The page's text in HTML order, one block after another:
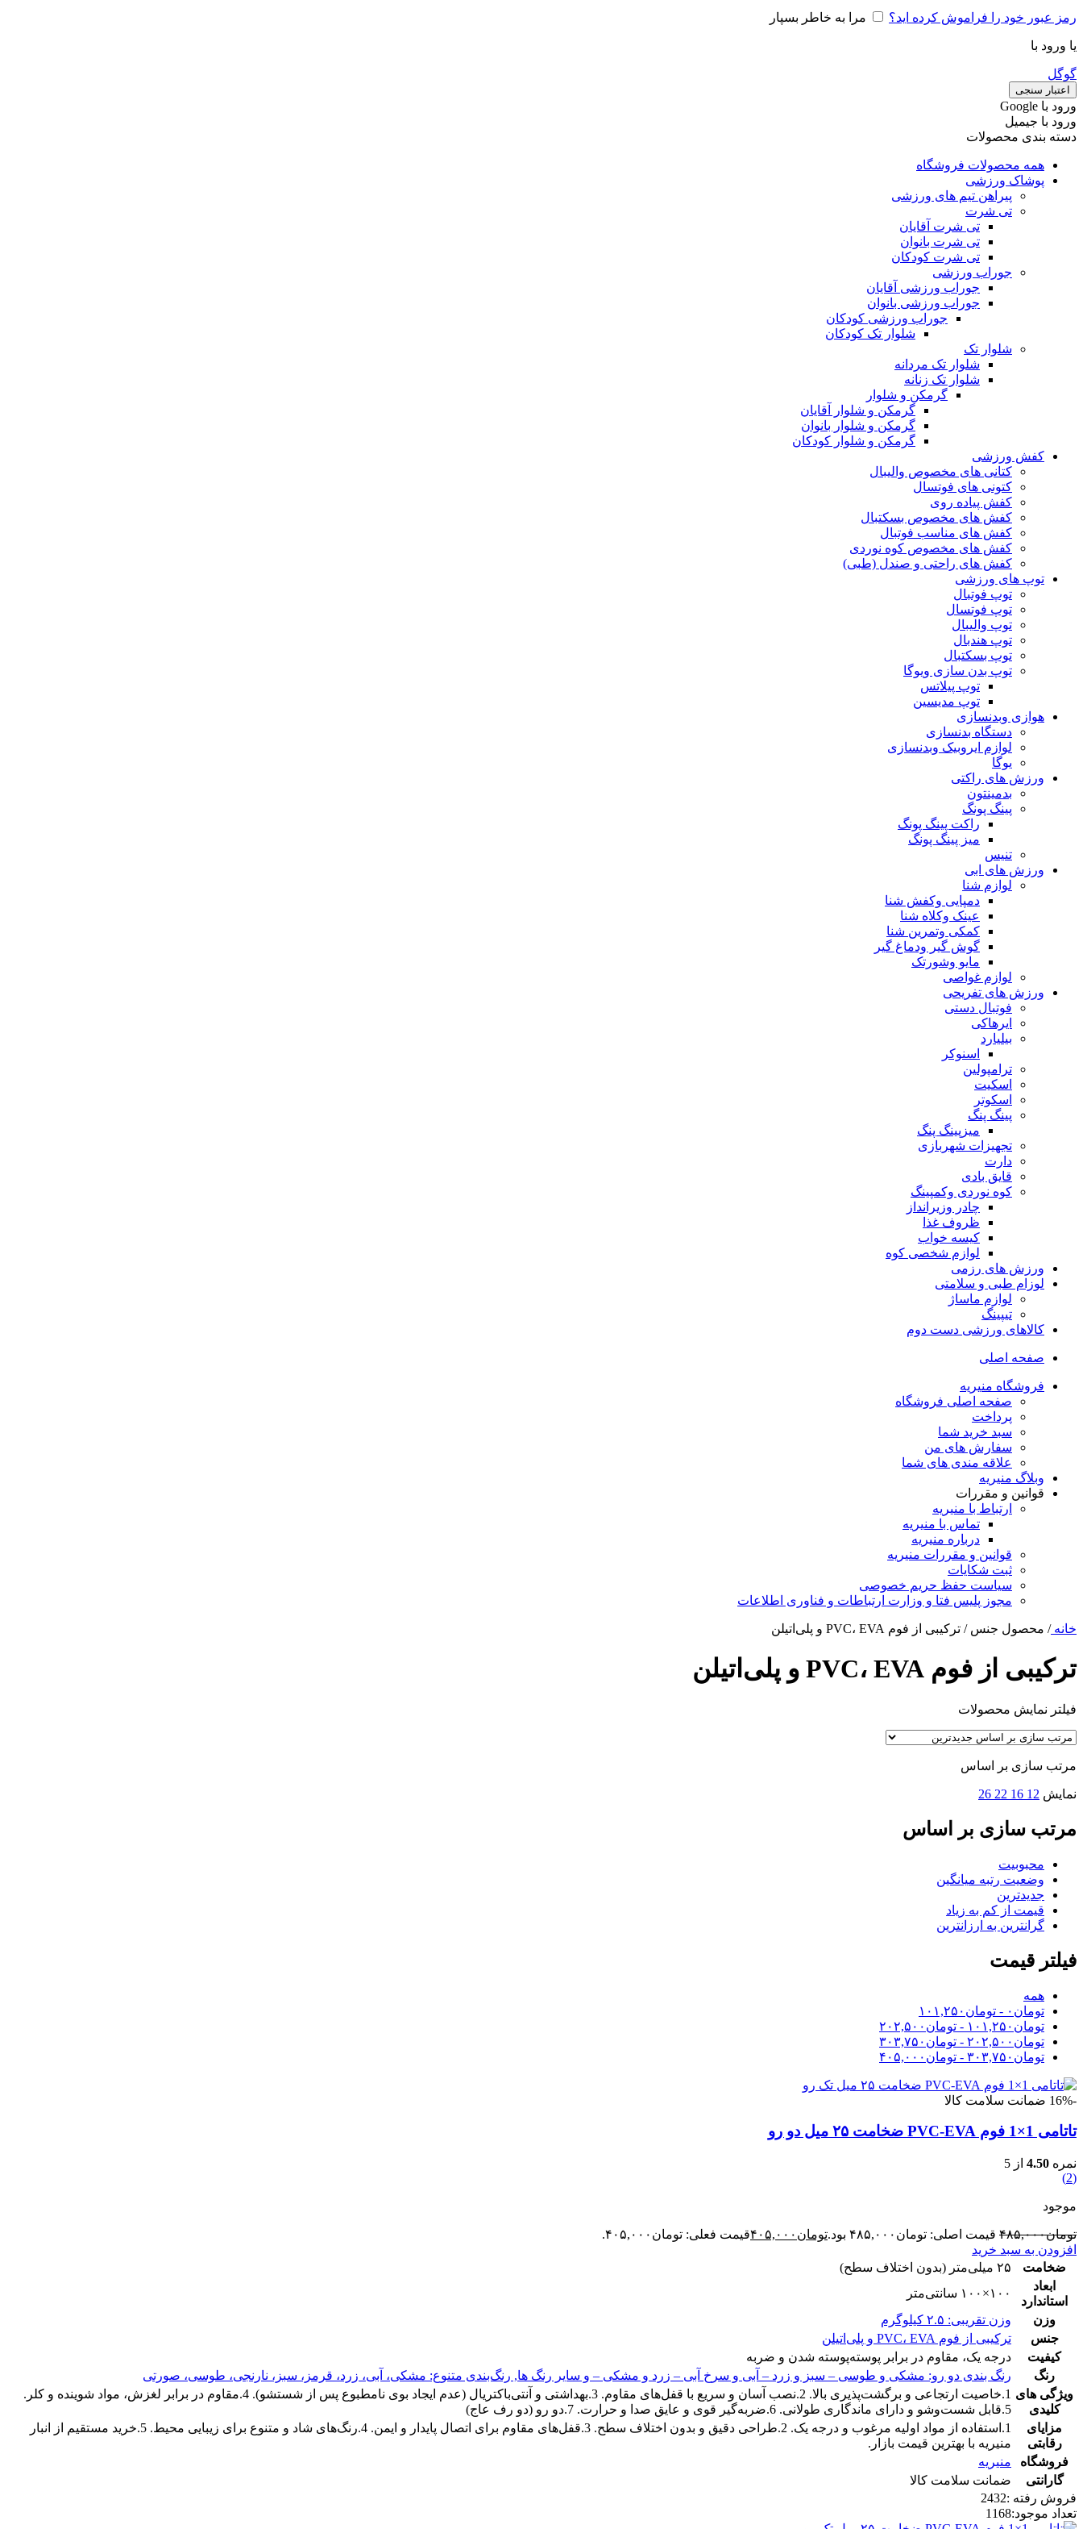
رمز عبور خود را فراموش کرده اید؟ مرا به خاطر بسپار
یا ورود با
گوگل
اعتبار سنجی
ورود با ‫Google
ورود با جیمیل
دسته بندی محصولات
همه محصولات فروشگاه
پوشاک ورزشی
پیراهن تیم های ورزشی
تی شرت
تی شرت آقایان
تی شرت بانوان
تی شرت کودکان
جوراب ورزشی
جوراب ورزشی آقایان
جوراب ورزشی بانوان
جوراب ورزشی کودکان
شلوار تک کودکان
شلوار تک
شلوار تک مردانه
شلوار تک زنانه
گرمکن و شلوار
گرمکن و شلوار آقایان
گرمکن و شلوار بانوان
گرمکن و شلوار کودکان
کفش ورزشی
کتانی های مخصوص والیبال
کتونی های فوتسال
کفش پیاده روی
کفش های مخصوص بسکتبال
کفش های مناسب فوتبال
کفش های مخصوص کوه نوردی
کفش های راحتی و صندل (طبی)
توپ های ورزشی
توپ فوتبال
توپ فوتسال
توپ والیبال
توپ هندبال
توپ بسکتبال
توپ بدن سازی ویوگا
توپ پیلاتس
توپ مدیسین
هوازی وبدنسازی
دستگاه بدنسازی
لوازم ایروبیک وبدنسازی
یوگا
ورزش های راکتی
بدمینتون
پینگ پونگ
راکت پینگ پونگ
میز پینگ پونگ
تنیس
ورزش های ابی
لوازم شنا
دمپایی وکفش شنا
عینک وکلاه شنا
کمکی وتمرین شنا
گوش گیر ودماغ گیر
مایو وشورتک
لوازم غواصی
ورزش های تفریحی
فوتبال دستی
ایرهاکی
بیلیارد
اسنوکر
ترامپولین
اسکیت
اسکوتر
پینگ پنگ
میزپینگ پنگ
تجهیزات شهربازی
دارت
قایق بادی
کوه نوردی وکمپینگ
چادر وزیرانداز
ظروف غذا
کیسه خواب
لوازم شخصی کوه
ورزش های رزمی
لوزام طبی و سلامتی
لوازم ماساژ
تیپینگ
کالاهای ورزشی دست دوم
صفحه اصلی
فروشگاه منیریه
صفحه اصلی فروشگاه
پرداخت
سبد خرید شما
سفارش های من
علاقه مندی های شما
وبلاگ منیریه
قوانین و مقررات
ارتباط با منیریه
تماس با منیریه
درباره منیریه
قوانین و مقررات منیریه
ثبت شکایات
سیاست حفظ حریم خصوصی
مجوز پلیس فتا و وزارت ارتباطات و فناوری اطلاعات
خانه/ محصول جنس/ ترکیبی از فوم PVC، EVA و پلی‌اتیلن
ترکیبی از فوم PVC، EVA و پلی‌اتیلن
فیلتر نمایش محصولات
مرتب سازی بر اساس
نمایش 12
16
22
26
مرتب سازی بر اساس
محبوبیت
وضعیت رتبه میانگین
جدیدترین
قیمت از کم به زیاد
گرانترین به ارزانترین
فیلتر قیمت
همه
تومان ۰ - تومان ۱۰۱,۲۵۰
تومان ۱۰۱,۲۵۰ - تومان ۲۰۲,۵۰۰
تومان ۲۰۲,۵۰۰ - تومان ۳۰۳,۷۵۰
تومان ۳۰۳,۷۵۰ - تومان ۴۰۵,۰۰۰
-16% ضمانت سلامت کالا
تاتامی 1×1 فوم PVC-EVA ضخامت ۲۵ میل دو رو
نمره 4.50 از 5
(2)
موجود
تومان۴۸۵,۰۰۰ قیمت اصلی: تومان۴۸۵,۰۰۰ بود. تومان ۴۰۵,۰۰۰قیمت فعلی: تومان۴۰۵,۰۰۰.
افزودن به سبد خرید
ضخامت
۲۵ میلی‌متر (بدون اختلاف سطح)
ابعاد
استاندارد
۱۰۰×۱۰۰ سانتی‌متر
وزن
وزن تقریبی: ۲.۵ کیلوگرم
جنس
ترکیبی از فوم PVC، EVA و پلی‌اتیلن
کیفیت
درجه یک، مقاوم در برابر پوسته‌پوسته شدن و ضربه
رنگ
رنگ بندی دو رو: مشکی و طوسی – سبز و زرد – آبی و سرخ آبی – زرد و مشکی – و سایر رنگ ها, رنگ‌بندی متنوع: مشکی، آبی، زرد، قرمز، سبز، نارنجی، طوسی، صورتی
ویژگی های
کلیدی
1.خاصیت ارتجاعی و برگشت‌پذیری بالا. 2.نصب آسان و سریع با قفل‌های مقاوم. 3.بهداشتی و آنتی‌باکتریال (عدم ایجاد بوی نامطبوع پس از شستشو). 4.مقاوم در برابر لغزش، مواد شوینده و کلر.
5.قابل شست‌وشو و دارای ماندگاری طولانی. 6.ضربه‌گیر قوی و عایق صدا و حرارت. 7.دو رو (دو رف عاج)
مزایای
رقابتی
1.استفاده از مواد اولیه مرغوب و درجه یک. 2.طراحی دقیق و بدون اختلاف سطح. 3.قفل‌های مقاوم برای اتصال پایدار و ایمن. 4.رنگ‌های شاد و متنوع برای زیبایی محیط. 5.خرید مستقیم از انبار
منیریه با بهترین قیمت بازار.
فروشگاه
منیریه
گارانتی
ضمانت سلامت کالا
فروش رفته :2432
تعداد موجود:1168